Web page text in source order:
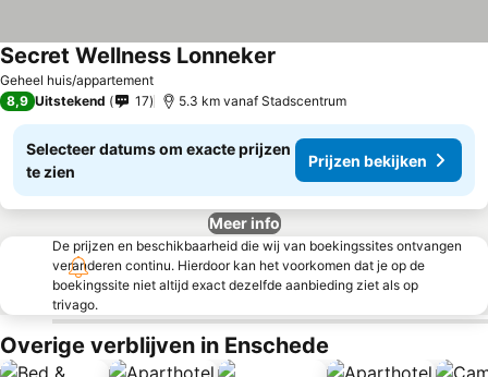
Geheel huis/appartement
Secret Wellness Lonneker
8,9 Uitstekend 17 5.3 km vanaf Stadscentrum
Selecteer datums om exacte prijzen
te zien
Prijzen bekijken
Meer info
De prijzen en beschikbaarheid die wij van boekingssites ontvangen
veranderen continu. Hierdoor kan het voorkomen dat je op de
boekingssite niet altijd exact dezelfde aanbieding ziet als op
trivago.
Overige verblijven in Enschede